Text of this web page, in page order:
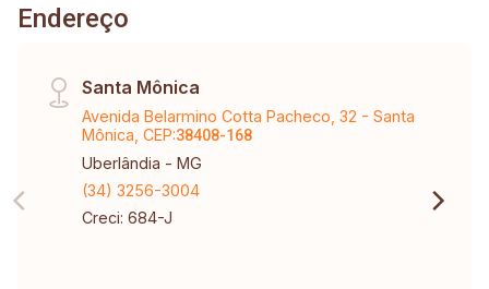
Endereço
Santa Mônica
Avenida Belarmino Cotta Pacheco, 32 - Santa
Mônica, CEP:38408-168
Uberlândia - MG
(34) 3256-3004
Creci: 684-J